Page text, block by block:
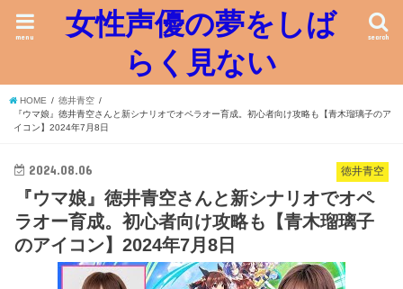
女性声優の夢をしば
らく見ない
search
menu
HOME
徳井青空
『ウマ娘』徳井青空さんと新シナリオでオペラオー育成。初心者向け攻略も【青木瑠璃子のア
イコン】2024年7月8日
徳井青空
2024.08.06
『ウマ娘』徳井青空さんと新シナリオでオペ
ラオー育成。初心者向け攻略も【青木瑠璃子
のアイコン】2024年7月8日